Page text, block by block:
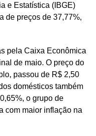
e Estatística (IBGE)
de preços de 37,77%,
pela Caixa Econômica
de maio. O preço do
passou de R$ 2,50
domésticos também
o grupo de
com maior inflação na